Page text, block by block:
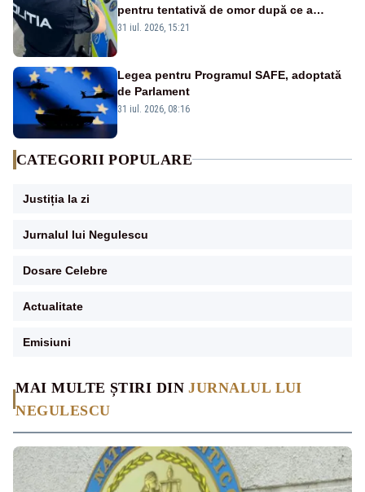
MAI MULTE ȘTIRI DINJURNALUL LUI
NEGULESCU
pentru tentativă de omor după ce a
înjunghiat un tânăr în urma unui conflict
31 iul. 2026, 15:21
Legea pentru Programul SAFE, adoptată
de Parlament
31 iul. 2026, 08:16
CATEGORII POPULARE
Justiția la zi
Jurnalul lui Negulescu
Dosare Celebre
Actualitate
Emisiuni